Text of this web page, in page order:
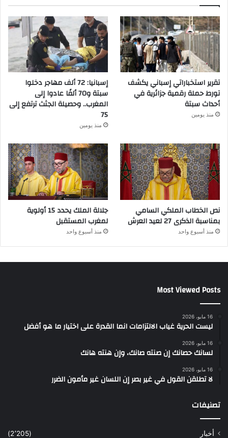
تقرير استخباراتي إسباني يكشف
تورط حملة رقمية جزائرية في
أحداث سبتة
منذ يومين
إسبانيا: 72 ألف مهاجر دخلوا
سبتة و70 ألفًا عادوا إلى
المغرب.. وحصيلة الجثث ترتفع إلى
75
منذ يومين
نص الخطاب الملكي السامي
بمناسبة الذكرى 27 لعيد العرش
منذ أسبوع واحد
جلالة الملك يحدد 15 أولوية
لمغرب المستقبل
منذ أسبوع واحد
Most Viewed Posts
16 مايو، 2026
ليست الحرية غياب الالتزامات انما القدرة على اختيار ما هو أفضل
16 مايو، 2026
لسانك حصانك إن صنته صانك، وإن هنته هانك
16 مايو، 2026
لا تطلقن القول في غير بصر إن اللسان غير مأمون الضرر
تصنيفات
أخبار
(2٬205)